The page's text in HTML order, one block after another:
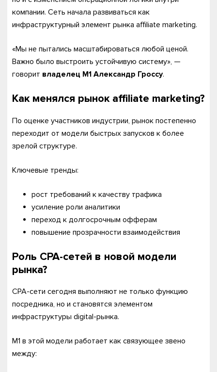
компании. Сеть начала развиваться как
инфраструктурный элемент рынка affiliate marketing.
«Мы не пытались масштабироваться любой ценой.
Важно было выстроить устойчивую систему», —
говорит владелец M1 Александр Гроссу.
Как менялся рынок affiliate marketing?
По оценке участников индустрии, рынок постепенно
переходит от модели быстрых запусков к более
зрелой структуре.
Ключевые тренды:
рост требований к качеству трафика
усиление роли аналитики
переход к долгосрочным офферам
повышение прозрачности взаимодействия
Роль CPA-сетей в новой модели
рынка?
CPA-сети сегодня выполняют не только функцию
посредника, но и становятся элементом
инфраструктуры digital-рынка.
M1 в этой модели работает как связующее звено
между: